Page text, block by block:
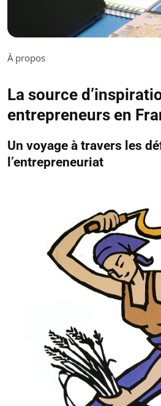
À propos
La source
entrepreneurs en
Un voyage à travers les
l’entrepreneuriat